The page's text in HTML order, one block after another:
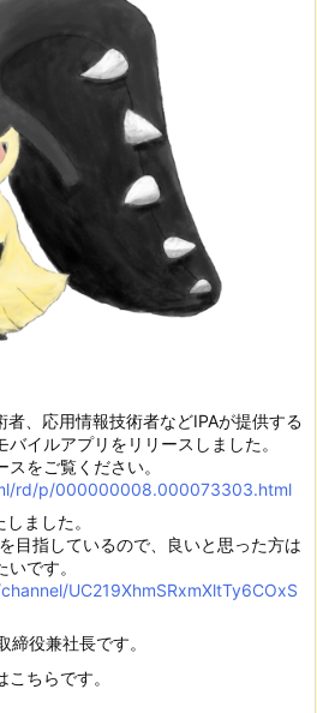
、応用情報技術者などIPAが提供する
イルアプリをリリースしました。
をご覧ください。
rd/p/000000008.000073303.html
ました。
目指しているので、良いと思った方は
です。
UC219XhmSRxmXltTy6COxS
役兼社長です。
ちらです。